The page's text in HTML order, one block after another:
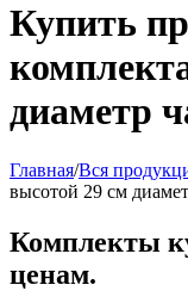
Купить
диаметр
Главная/Вся
высотой 29 см
Комплекты
ценам.